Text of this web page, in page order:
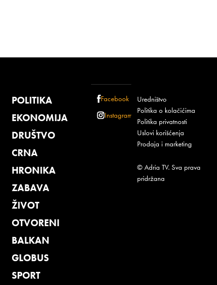
POLITIKA
EKONOMIJA
DRUŠTVO
CRNA
HRONIKA
ZABAVA
ŽIVOT
OTVORENI
BALKAN
GLOBUS
SPORT
Facebook
Instagram
Uredništvo
Politika o kolačićima
Politika privatnosti
Uslovi korišćenja
Prodaja i marketing
© Adria TV. Sva prava
pridržana